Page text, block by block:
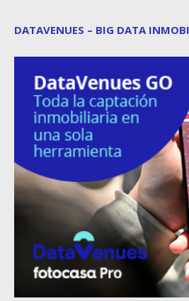
DATAVENUES – BIG DATA